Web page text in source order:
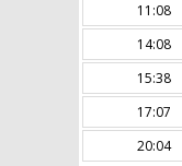
11:08
14:08
15:38
17:07
20:04